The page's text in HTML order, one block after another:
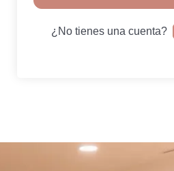
¿No tienes una cuenta?